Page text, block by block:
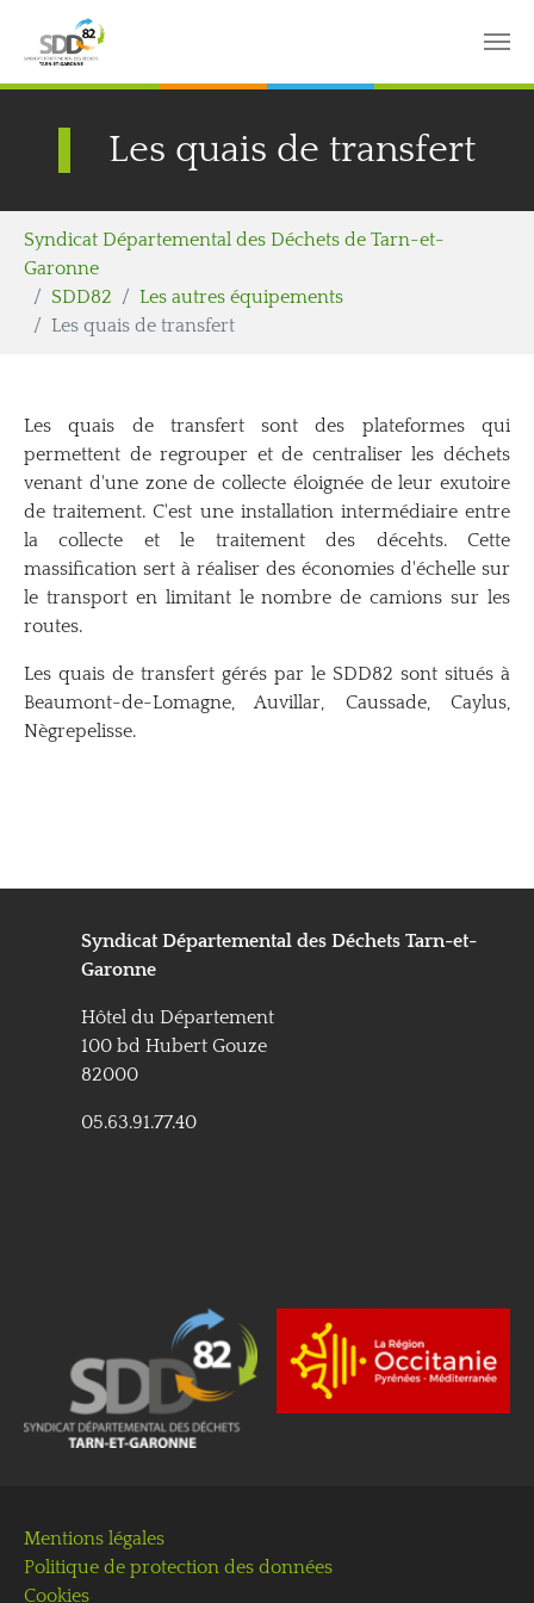
Aller au contenu principal
Les quais de transfert
Syndicat Départemental des Déchets de Tarn-et-
Garonne
SDD82
Les autres équipements
Les quais de transfert
Les quais de transfert sont des plateformes qui
permettent de regrouper et de centraliser les déchets
venant d'une zone de collecte éloignée de leur exutoire
de traitement. C'est une installation intermédiaire entre
la collecte et le traitement des décehts. Cette
massification sert à réaliser des économies d'échelle sur
le transport en limitant le nombre de camions sur les
routes.
Les quais de transfert gérés par le SDD82 sont situés à
Beaumont-de-Lomagne, Auvillar, Caussade, Caylus,
Nègrepelisse.
Syndicat Départemental des Déchets Tarn-et-
Garonne
Hôtel du Département
100 bd Hubert Gouze
82000
05.63.91.77.40
Mentions légales
Politique de protection des données
Cookies
Panneau de gestion des cookies